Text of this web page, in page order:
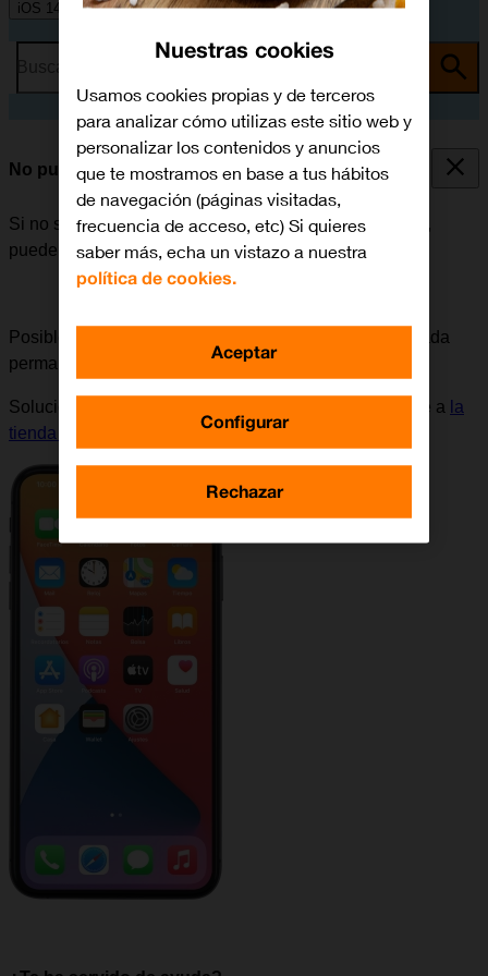
iOS 14.0
No puedo iniciar mi móvil
Si no se puede iniciar el móvil después de encenderlo,
puede haber varias causas al problema.
Posible causa 2 de 6:
Si la tarjeta SIM ha sido bloqueada
permanentemente, es necesario adquirir una nueva.
Solución: Para solicitar una nueva tarjeta SIM, dirigirse a la
tienda de Orange
más cercana.
Nuestras cookies
Usamos cookies propias y de terceros
para analizar cómo utilizas este sitio web y
personalizar los contenidos y anuncios
que te mostramos en base a tus hábitos
de navegación (páginas visitadas,
frecuencia de acceso, etc) Si quieres
saber más, echa un vistazo a nuestra
política de cookies.
Configurar
Rechazar
Aceptar